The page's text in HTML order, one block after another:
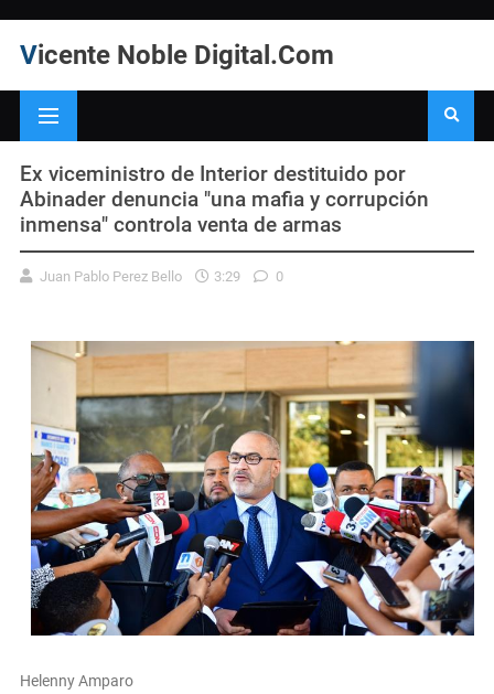
Vicente Noble Digital.Com
Ex viceministro de Interior destituido por
Abinader denuncia "una mafia y corrupción
inmensa" controla venta de armas
Juan Pablo Perez Bello 3:29 0
Helenny Amparo